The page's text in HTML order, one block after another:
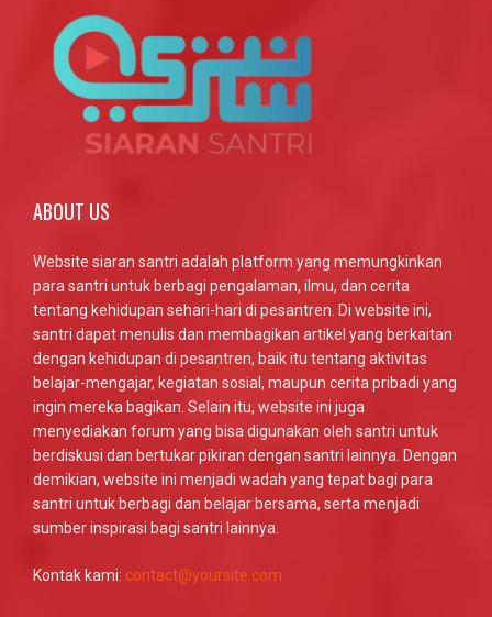
ABOUT US
Website siaran santri adalah platform yang memungkinkan
para santri untuk berbagi pengalaman, ilmu, dan cerita
tentang kehidupan sehari-hari di pesantren. Di website ini,
santri dapat menulis dan membagikan artikel yang berkaitan
dengan kehidupan di pesantren, baik itu tentang aktivitas
belajar-mengajar, kegiatan sosial, maupun cerita pribadi yang
ingin mereka bagikan. Selain itu, website ini juga
menyediakan forum yang bisa digunakan oleh santri untuk
berdiskusi dan bertukar pikiran dengan santri lainnya. Dengan
demikian, website ini menjadi wadah yang tepat bagi para
santri untuk berbagi dan belajar bersama, serta menjadi
sumber inspirasi bagi santri lainnya.
Kontak kami: contact@yoursite.com